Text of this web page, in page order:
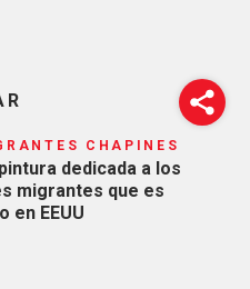
CHAPINES
dedicada a los
migrantes que es
en EEUU